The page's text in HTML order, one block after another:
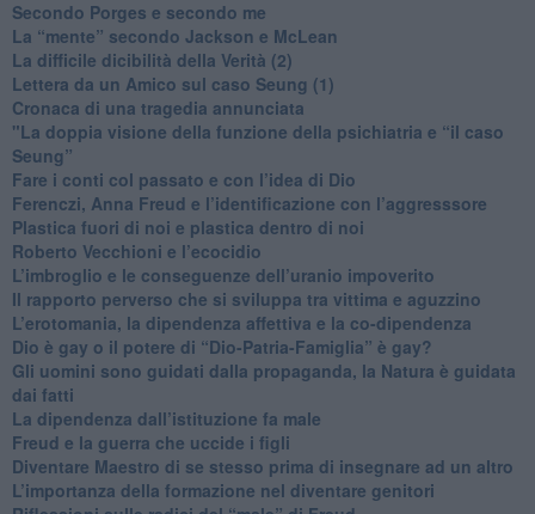
​Secondo Porges e secondo me
​La “mente” secondo Jackson e McLean
La difficile dicibilità della Verità (2)
​Lettera da un Amico sul caso Seung (1)
​Cronaca di una tragedia annunciata
"​La doppia visione della funzione della psichiatria e “il caso
Seung”
​Fare i conti col passato e con l’idea di Dio
​Ferenczi, Anna Freud e l’identificazione con l’aggresssore
Plastica fuori di noi e plastica dentro di noi
​Roberto Vecchioni e l’ecocidio
​L’imbroglio e le conseguenze dell’uranio impoverito
​Il rapporto perverso che si sviluppa tra vittima e aguzzino
L’erotomania, la dipendenza affettiva e la co-dipendenza
​Dio è gay o il potere di “Dio-Patria-Famiglia” è gay?
​Gli uomini sono guidati dalla propaganda, la Natura è guidata
dai fatti
La dipendenza dall’istituzione fa male
​Freud e la guerra che uccide i figli
​Diventare Maestro di se stesso prima di insegnare ad un altro
L’importanza della formazione nel diventare genitori